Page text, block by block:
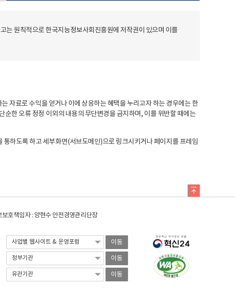
는 원칙적으로 한국지능정보사회진흥원에 저작권이 있으며 이를
자료로 수익을 얻거나 이에 상응하는 혜택을 누리고자 하는 경우에는 한
한 오류 정정 이외의 내용의 무단변경을 금지하며, 이를 위반할 때에는
하도록 하고 세부화면(서브도메인)으로 링크시키거나 페이지를 프레임
보호책임자 : 양현수 안전경영관리단장
이동
이동
이동